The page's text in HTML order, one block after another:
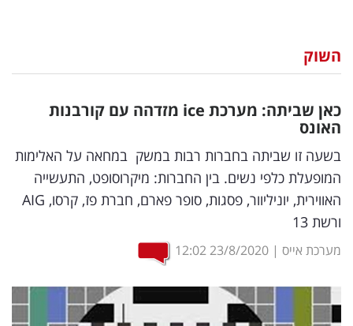
וצרכנות
דיגיטל
וטק
שיווק
ופרסום
משפט
מדדים
ומחקרים
השוק
כאן שביתה: מערכת ice מזדהה עם קורבנות
האונס
בשעה זו שביתה בחברות רבות במשק במחאה על האלימות
המופעלת כלפי נשים. בין החברות: מיקרוסופט, התעשייה
האווירית, יוניליוור, פסגות, סופר פארם, חברת פז, קרסו, AIG
ורשת 13
מערכת אייס |
23/8/2020
12:02